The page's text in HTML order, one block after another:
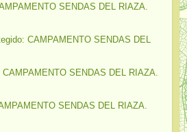
SENDAS DEL RIAZA.
CAMPAMENTO SENDAS DEL
CAMPAMENTO SENDAS DEL RIAZA.
SENDAS DEL RIAZA.